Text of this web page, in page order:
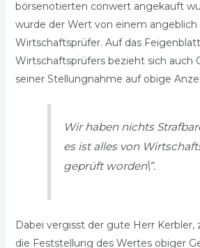
börsenotierten conwert angekauft
wurde der Wert von einem
Wirtschaftsprüfer. Auf das
Wirtschaftsprüfers bezieht sich auch
seiner Stellungnahme auf obige
Wir haben nichts
es ist alles von
geprüft worden\”.
Dabei vergisst der gute Herr Kerbler,
die Feststellung des Wertes obiger